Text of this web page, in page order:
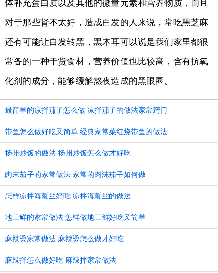
体补充蛋白质以及其他的微量元素和营养物质，而且
对于那些肾不太好，造成白发的人来说，常吃黑芝麻
还有可能让白发转黑，黑木耳可以说是我们家里都很
常备的一种干货食材，营养价值也比较高，含有抗氧
化剂的成分，能够缓解熬夜造成的黑眼圈。
最简单的凉拌茄子怎么做 凉拌茄子的做法家常窍门
带鱼怎么做好吃又简单 经典家常菜红烧带鱼的做法
扬州炒饭的做法 扬州炒饭怎么做才好吃
肉末茄子的家常做法 家常的肉沫茄子如何做
怎样凉拌海蜇丝好吃 凉拌海蜇丝的做法
地三鲜的家常做法 怎样做地三鲜好吃又简单
麻辣烫家常做法 麻辣烫怎么做才好吃
麻辣拌怎么做好吃 麻辣拌家常做法